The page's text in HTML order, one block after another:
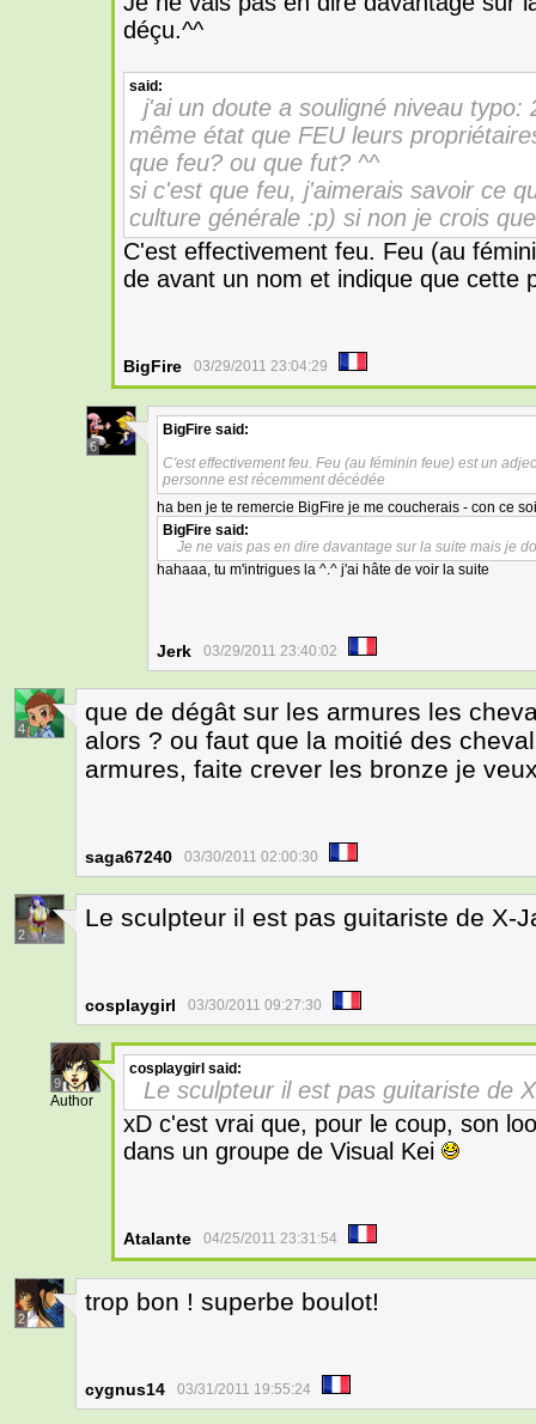
déçu.^^
said:
j'ai un doute a souligné niveau typo:
même état que FEU leurs
que feu? ou que fut? ^^
si c'est que feu, j'aimerais savoir ce
culture générale :p) si non je crois
C'est effectivement feu. Feu (au
de avant un nom et indique que cette
BigFire 03/29/2011 23:04:29
6
BigFire said:
C'est effectivement feu. Feu (au féminin feue) est un
personne est récemment décédée
ha ben je te remercie BigFire je me coucherais - con ce
BigFire said:
Je ne vais pas en dire davantage sur la suite mais je
hahaaa, tu m'intrigues la ^.^ j'ai hâte de voir la suite
Jerk 03/29/2011 23:40:02
4
que de dégât sur les armures les
alors ? ou faut que la moitié des
armures, faite crever les bronze je
saga67240 03/30/2011 02:00:30
2
Le sculpteur il est pas guitariste de X-
cosplaygirl 03/30/2011 09:27:30
9
Author
cosplaygirl said:
Le sculpteur il est pas guitariste de
xD c'est vrai que, pour le coup, son
dans un groupe de Visual Kei
Atalante 04/25/2011 23:31:54
2
trop bon ! superbe boulot!
cygnus14 03/31/2011 19:55:24